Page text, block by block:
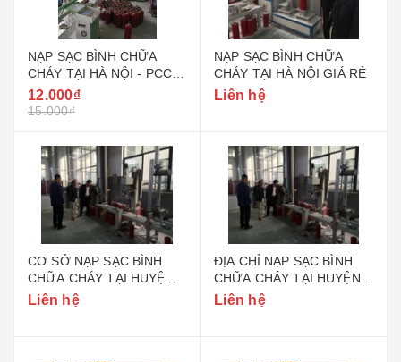
NẠP SẠC BÌNH CHỮA
CHÁY TẠI HÀ NỘI - PCCC
TCPVIETNAM
12.000₫
15.000₫
NẠP SẠC BÌNH CHỮA
CHÁY TẠI HÀ NỘI GIÁ RẺ
Liên hệ
CƠ SỞ NẠP SẠC BÌNH
CHỮA CHÁY TẠI HUYỆN
GIA LÂM HÀ NỘI
Liên hệ
ĐỊA CHỈ NẠP SẠC BÌNH
CHỮA CHÁY TẠI HUYỆN
GIA LÂM HÀ NỘI
Liên hệ